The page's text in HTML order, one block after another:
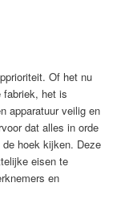
Of het nu
fabriek, het is
apparatuur veilig en
dat alles in orde
hoek kijken. Deze
eisen te
en